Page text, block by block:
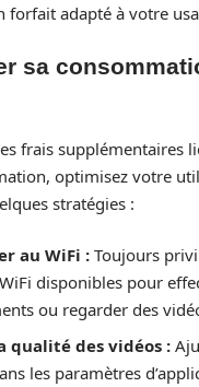
forfait adapté à votre
sa
frais supplémentaires
optimisez votre
stratégies :
au WiFi : Toujours
disponibles pour
ou regarder des
qualité des vidéos :
les paramètres